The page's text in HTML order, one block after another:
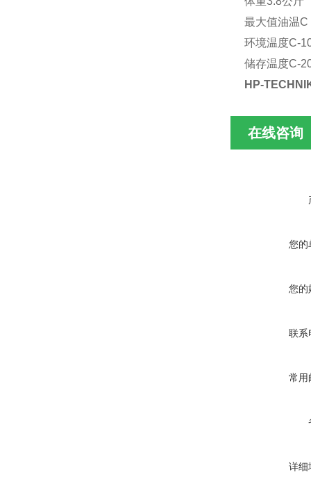
最大值油温C
环境温度C-
储存温度C-
HP-
在线咨询
您的
您的
联系
常用
详细